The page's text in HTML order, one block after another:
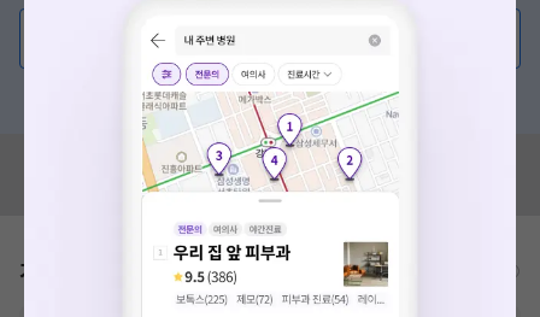
💬 무엇이든 물어보세요
혹은, 의료상담 서비스에 다양한 게시글 보러가기
혹시 잘못된 병원정보가 있나요?
모두닥 팀에 알려주세요!
가격표 비급여/급여 진료란?